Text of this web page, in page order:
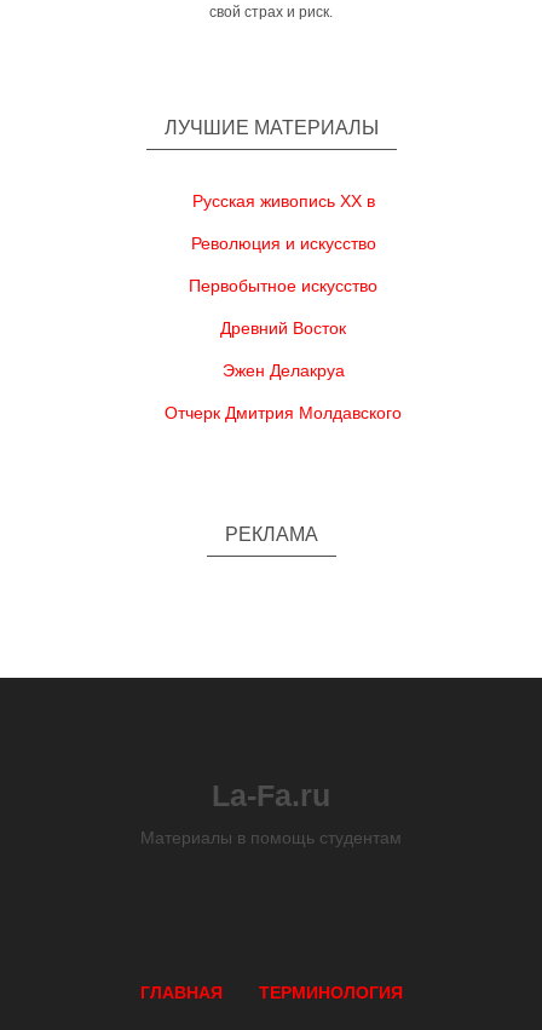
свой страх и риск.
ЛУЧШИЕ МАТЕРИАЛЫ
Русская живопись XX в
Революция и искусство
Первобытное искусство
Древний Восток
Эжен Делакруа
Отчерк Дмитрия Молдавского
РЕКЛАМА
La-Fa.ru
Материалы в помощь студентам
ГЛАВНАЯ ТЕРМИНОЛОГИЯ